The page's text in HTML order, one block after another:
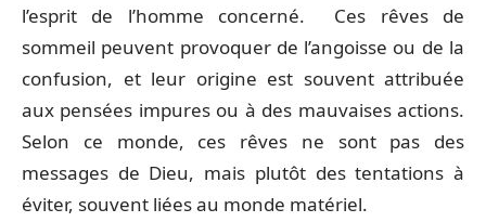
l’esprit de l’homme concerné. Ces rêves de
sommeil peuvent provoquer de l’angoisse ou de la
confusion, et leur origine est souvent attribuée
aux pensées impures ou à des mauvaises actions.
Selon ce monde, ces rêves ne sont pas des
messages de Dieu, mais plutôt des tentations à
éviter, souvent liées au monde matériel.